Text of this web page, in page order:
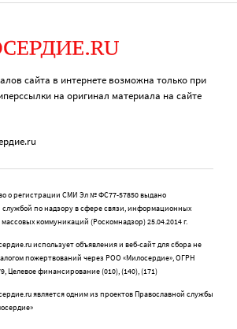
сайта в интернете возможна только при
на оригинал материала на сайте
о регистрации СМИ Эл № ФС77-57850 выдано
по надзору в сфере связи, информационных
коммуникаций (Роскомнадзор) 25.04.2014 г.
использует объявления и веб-сайт для сбора не
пожертвований через РОО «Милосердие», ОГРН
Целевое финансирование (010), (140), (171)
является одним из проектов Православной службы